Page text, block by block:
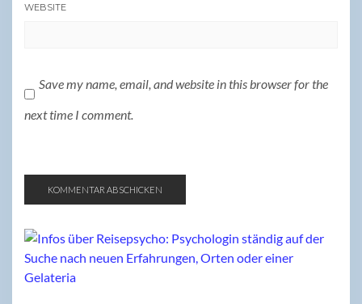
WEBSITE
Save my name, email, and website in this browser for the
next time I comment.